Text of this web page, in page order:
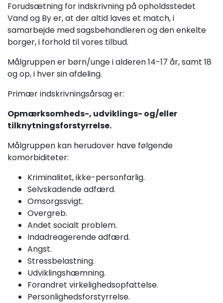
Forudsætning for indskrivning på opholdsstedet
Vand og By er, at der altid laves et match, i
samarbejde med sagsbehandleren og den enkelte
borger, i forhold til vores tilbud.
Målgruppen er børn/unge i alderen 14-17 år, samt 18
og op, i hver sin afdeling.
Primær indskrivningsårsag er:
Opmærksomheds-, udviklings- og/eller
tilknytningsforstyrrelse.
Målgruppen kan herudover have følgende
komorbiditeter:
Kriminalitet, ikke-personfarlig.
Selvskadende adfærd.
Omsorgssvigt.
Overgreb.
Andet socialt problem.
Indadreagerende adfærd.
Angst.
Stressbelastning.
Udviklingshæmning.
Forandret virkelighedsopfattelse.
Personlighedsforstyrrelse.